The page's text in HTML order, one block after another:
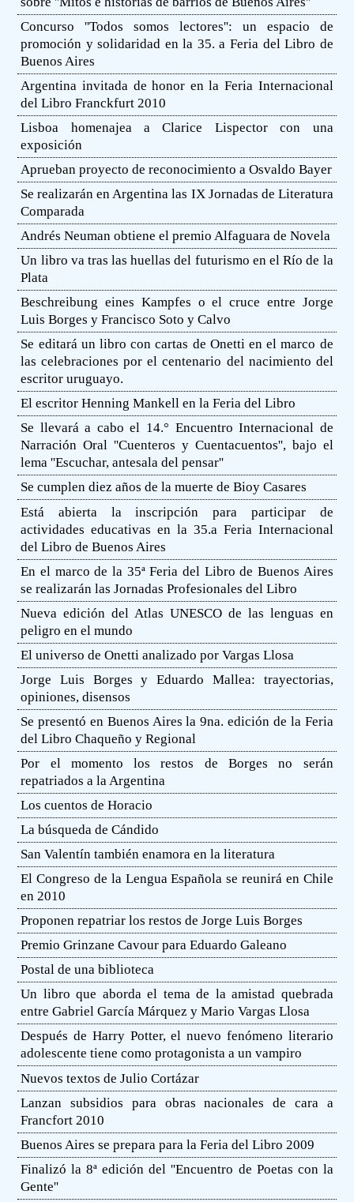
Concurso ''Todos somos lectores'': un espacio de
promoción y solidaridad en la 35. a Feria del Libro de
Buenos Aires
Argentina invitada de honor en la Feria Internacional
del Libro Franckfurt 2010
Lisboa homenajea a Clarice Lispector con una
exposición
Aprueban proyecto de reconocimiento a Osvaldo Bayer
Se realizarán en Argentina las IX Jornadas de Literatura
Comparada
Andrés Neuman obtiene el premio Alfaguara de Novela
Un libro va tras las huellas del futurismo en el Río de la
Plata
Beschreibung eines Kampfes o el cruce entre Jorge
Luis Borges y Francisco Soto y Calvo
Se editará un libro con cartas de Onetti en el marco de
las celebraciones por el centenario del nacimiento del
escritor uruguayo.
El escritor Henning Mankell en la Feria del Libro
Se llevará a cabo el 14.° Encuentro Internacional de
Narración Oral ''Cuenteros y Cuentacuentos'', bajo el
lema ''Escuchar, antesala del pensar''
Se cumplen diez años de la muerte de Bioy Casares
Está abierta la inscripción para participar de
actividades educativas en la 35.a Feria Internacional
del Libro de Buenos Aires
En el marco de la 35ª Feria del Libro de Buenos Aires
se realizarán las Jornadas Profesionales del Libro
Nueva edición del Atlas UNESCO de las lenguas en
peligro en el mundo
El universo de Onetti analizado por Vargas Llosa
Jorge Luis Borges y Eduardo Mallea: trayectorias,
opiniones, disensos
Se presentó en Buenos Aires la 9na. edición de la Feria
del Libro Chaqueño y Regional
Por el momento los restos de Borges no serán
repatriados a la Argentina
Los cuentos de Horacio
La búsqueda de Cándido
San Valentín también enamora en la literatura
El Congreso de la Lengua Española se reunirá en Chile
en 2010
Proponen repatriar los restos de Jorge Luis Borges
Premio Grinzane Cavour para Eduardo Galeano
Postal de una biblioteca
Un libro que aborda el tema de la amistad quebrada
entre Gabriel García Márquez y Mario Vargas Llosa
Después de Harry Potter, el nuevo fenómeno literario
adolescente tiene como protagonista a un vampiro
Nuevos textos de Julio Cortázar
Lanzan subsidios para obras nacionales de cara a
Francfort 2010
Buenos Aires se prepara para la Feria del Libro 2009
Finalizó la 8ª edición del ''Encuentro de Poetas con la
Gente''